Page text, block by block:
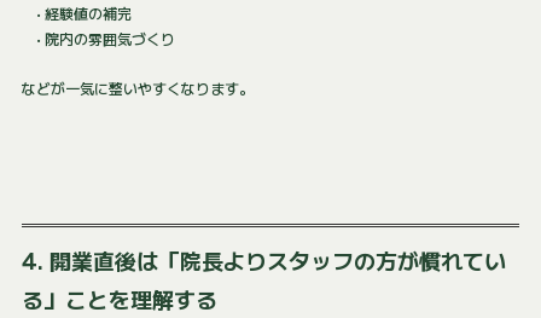
• 経験値の補完
• 院内の雰囲気づくり
などが一気に整いやすくなります。
4. 開業直後は「院長よりスタッフの方が慣れてい
る」ことを理解する